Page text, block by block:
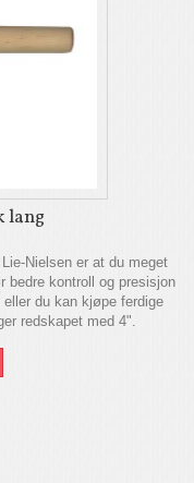
lang
Nielsen er at du meget
bedre kontroll og presisjon
du kan kjøpe ferdige
redskapet med 4".